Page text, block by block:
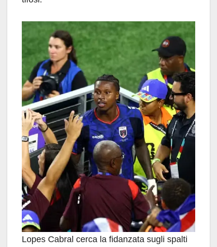
Lopes Cabral cerca la fidanzata sugli spalti